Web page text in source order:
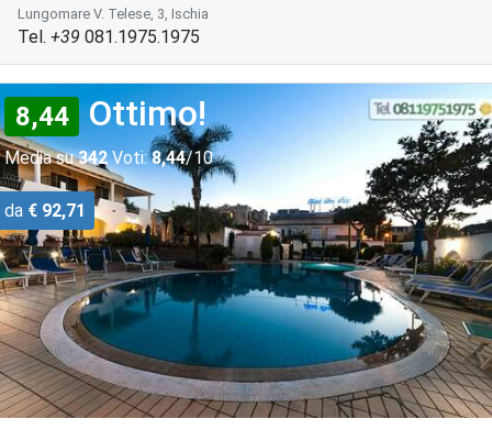
Lungomare V. Telese, 3, Ischia
Tel. +39 081.1975.1975
8,44 Ottimo!
Media su342Voti: 8,44/10
da € 92,71